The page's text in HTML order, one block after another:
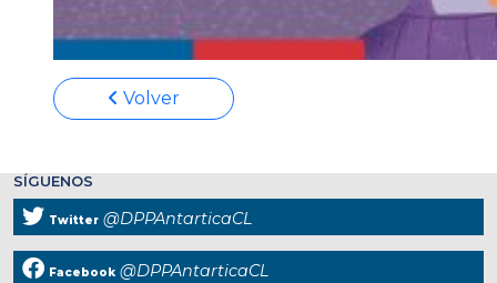
Volver
SÍGUENOS
Twitter @DPPAntarticaCL
Facebook @DPPAntarticaCL